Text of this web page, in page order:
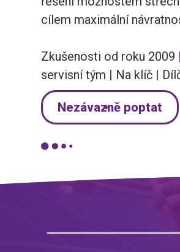
cílem maximální
Zkušenosti od roku 2009
servisní tým | Na klíč |
Nezávazně poptat